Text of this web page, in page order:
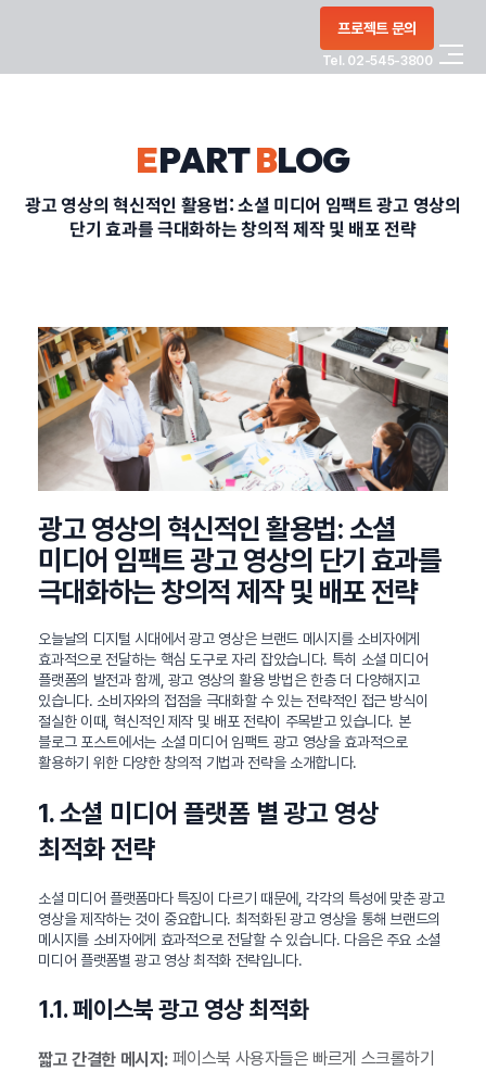
프로젝트 문의
Tel. 02-545-3800
PORTFOLIO
CONTACT
정부지원사업
EPARTBLOG
광고 영상의 혁신적인 활용법: 소셜 미디어 임팩트 광고 영상의
단기 효과를 극대화하는 창의적 제작 및 배포 전략
광고 영상의 혁신적인 활용법: 소셜
미디어 임팩트 광고 영상의 단기 효과를
극대화하는 창의적 제작 및 배포 전략
오늘날의 디지털 시대에서 광고 영상은 브랜드 메시지를 소비자에게
효과적으로 전달하는 핵심 도구로 자리 잡았습니다. 특히 소셜 미디어
플랫폼의 발전과 함께, 광고 영상의 활용 방법은 한층 더 다양해지고
있습니다. 소비자와의 접점을 극대화할 수 있는 전략적인 접근 방식이
절실한 이때, 혁신적인 제작 및 배포 전략이 주목받고 있습니다. 본
블로그 포스트에서는 소셜 미디어 임팩트 광고 영상을 효과적으로
활용하기 위한 다양한 창의적 기법과 전략을 소개합니다.
1. 소셜 미디어 플랫폼 별 광고 영상
최적화 전략
소셜 미디어 플랫폼마다 특징이 다르기 때문에, 각각의 특성에 맞춘 광고
영상을 제작하는 것이 중요합니다. 최적화된 광고 영상을 통해 브랜드의
메시지를 소비자에게 효과적으로 전달할 수 있습니다. 다음은 주요 소셜
미디어 플랫폼별 광고 영상 최적화 전략입니다.
1.1. 페이스북 광고 영상 최적화
짧고 간결한 메시지:페이스북 사용자들은 빠르게 스크롤하기